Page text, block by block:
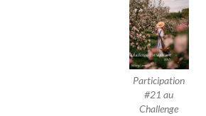
Participation
#21 au
Challenge